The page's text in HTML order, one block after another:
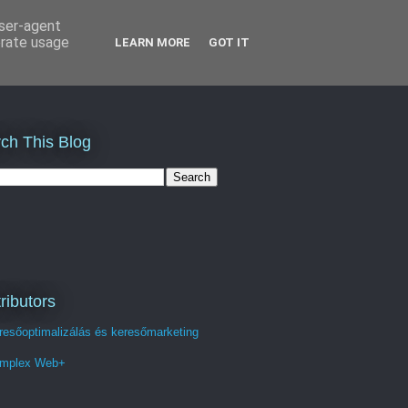
This Blog
és keresőmarketing
Web+
agent
usage
LEARN MORE GOT IT